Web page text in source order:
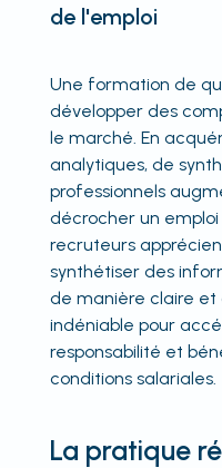
de l'emploi
Une formation de
développer des
le marché. En
analytiques, de
professionnels
décrocher un
recruteurs
synthétiser des
de manière claire et
indéniable pour
responsabilité et
conditions salariales.
La pratique